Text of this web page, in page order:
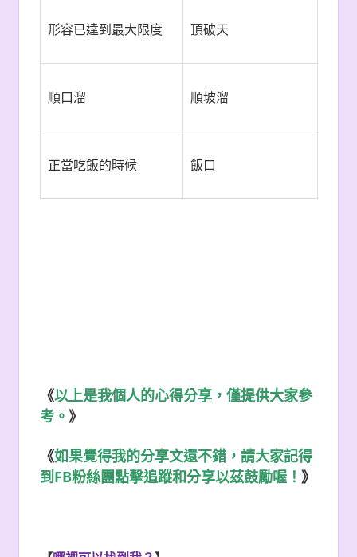
形容已達到最大限度 頂破天
順口溜 順坡溜
正當吃飯的時候 飯口
《以上是我個人的心得分享，僅提供大家參
考。 》
《如果覺得我的分享文還不錯，請大家記得
到 FB粉絲團點擊追蹤和分享以茲鼓勵喔！ 》